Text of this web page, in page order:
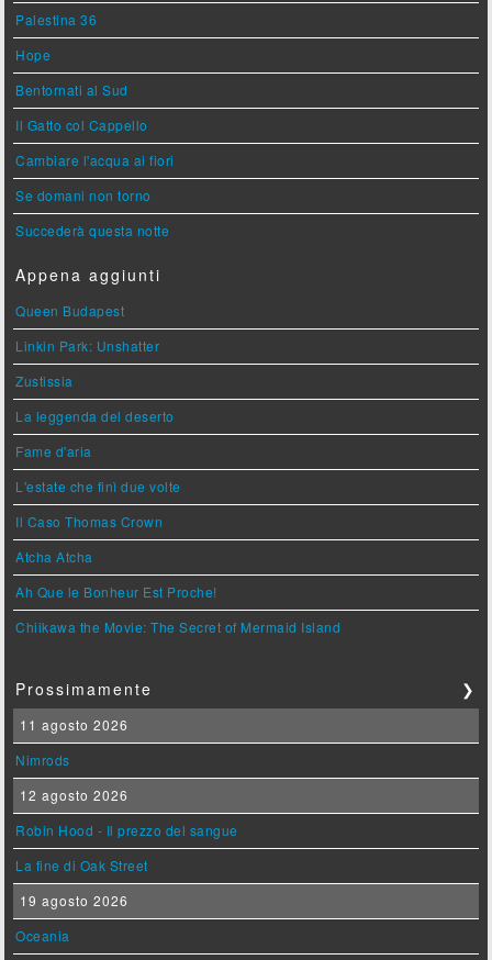
Palestina 36
Hope
Bentornati al Sud
Il Gatto col Cappello
Cambiare l'acqua ai fiori
Se domani non torno
Succederà questa notte
Appena aggiunti
Queen Budapest
Linkin Park: Unshatter
Zustissia
La leggenda del deserto
Fame d'aria
L'estate che finì due volte
Il Caso Thomas Crown
Atcha Atcha
Ah Que le Bonheur Est Proche!
Chiikawa the Movie: The Secret of Mermaid Island
Prossimamente ❯
11 agosto 2026
Nimrods
12 agosto 2026
Robin Hood - Il prezzo del sangue
La fine di Oak Street
19 agosto 2026
Oceania